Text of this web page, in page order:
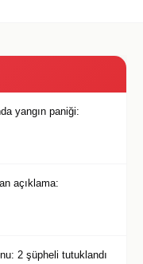
yangın paniği:
açıklama:
2 şüpheli tutuklandı